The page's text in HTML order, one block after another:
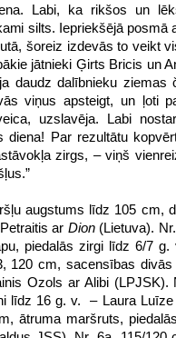
Labi, ka rikšos un
silts. Iepriekšējā posmā
šoreiz izdevās to veikt
jātnieki Ģirts Bricis un
daudz dalībnieku ziemas
viņus apsteigt, un ļoti
uzslavēja. Labi
diena! Par rezultātu
zirgs, – viņš
augstums līdz 105 cm,
ar Dion(Lietuva).
piedalās zirgi līdz 6/7 g.
120 cm, sacensības
Ozols ar Alibi (LPJSK).
līdz 16 g. v. – Laura Luīze
ātruma maršruts,